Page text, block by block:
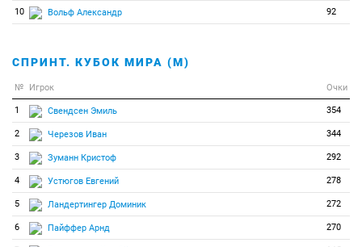
10 Вольф Александр 92
СПРИНТ. КУБОК МИРА (М)
№ Игрок Очки
1 Свендсен Эмиль 354
2 Черезов Иван 344
3 Зуманн Кристоф 292
4 Устюгов Евгений 278
5 Ландертингер Доминик 272
6 Пайффер Арнд 270